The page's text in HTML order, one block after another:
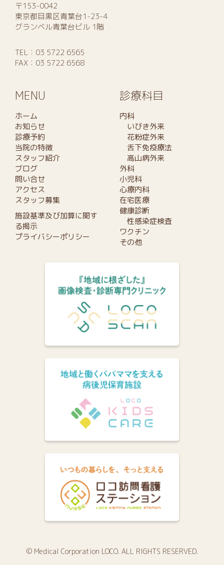
〒153-0042
東京都目黒区青葉台1-23-4
グランベル青葉台ビル 1階
TEL： 03 5722 6565
FAX：03 5722 6568
MENU
ホーム
お知らせ
診療予約
当院の特徴
スタッフ紹介
ブログ
問い合せ
アクセス
スタッフ募集
施設基準及び加算に関す
る掲示
プライバシーポリシー
診療科目
内科
いびき外来
花粉症外来
舌下免疫療法
高山病外来
外科
小児科
心療内科
在宅医療
健康診断
性感染症検査
ワクチン
その他
© Medical Corporation LOCO. ALL RIGHTS RESERVED.